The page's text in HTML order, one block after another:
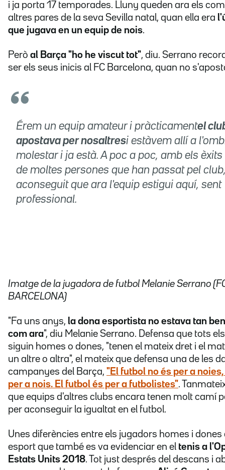
i ja porta 17 temporades. Lluny queden ara els
altres pares de la seva Sevilla natal, quan ella era
que jugava en un equip de nois.
Però al Barça "ho he viscut tot", diu. Serrano
ser els seus inicis al FC Barcelona, quan no
Érem un equip amateur i pràcticamentel
apostava per nosaltresi estàvem allí a
molestar i ja està. A poc a poc, amb els
de moltes persones que han passat pel
aconseguit que ara l'equip estigui aquí, sent
professional.
Imatge de la jugadora de futbol Melanie Serrano
BARCELONA)
"Fa uns anys, la dona esportista no estava tan
com ara", diu Melanie Serrano. Defensa que tots
siguin homes o dones, "tenen el mateix dret i el
un altre o altra", el mateix que defensa una de les
campanyes del Barça, "El futbol no és per a
per a nois. El futbol és per a futbolistes".
que equips d'altres clubs encara tenen molt camí
per aconseguir la igualtat en el futbol.
Unes diferències entre els jugadors homes i
esport que també es va evidenciar en el tenis a
Estats Units 2018. Tot just després del descans i